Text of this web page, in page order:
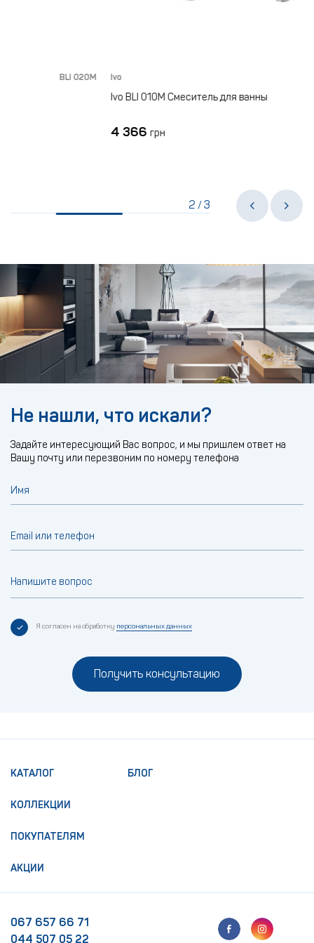
Ivo
Ivo BLI 010M Смеситель для ванны
2 /3
Не нашли, что искали?
Задайте интересующий Вас вопрос, и мы пришлем ответ на
Вашу почту или перезвоним по номеру телефона
Имя
Email или телефон
Напишите вопрос
Я согласен на обработку персональных данных
Получить консультацию
КАТАЛОГ
КОЛЛЕКЦИИ
ПОКУПАТЕЛЯМ
АКЦИИ
БЛОГ
067 657 66 71
044 507 05 22